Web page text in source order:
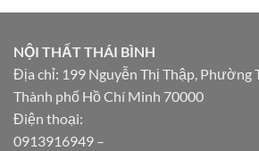
NỘI THẤT THÁI BÌNH
Địa chỉ: 199 Nguyễn Thị Thập, Phường
Thành phố Hồ Chí Minh 70000
Điện thoại:
0913916949 –